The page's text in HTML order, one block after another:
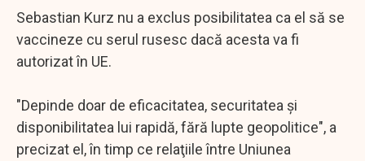
Sebastian Kurz nu a exclus posibilitatea ca el să se
vaccineze cu serul rusesc dacă acesta va fi
autorizat în UE.
"Depinde doar de eficacitatea, securitatea şi
disponibilitatea lui rapidă, fără lupte geopolitice", a
precizat el, în timp ce relaţiile între Uniunea